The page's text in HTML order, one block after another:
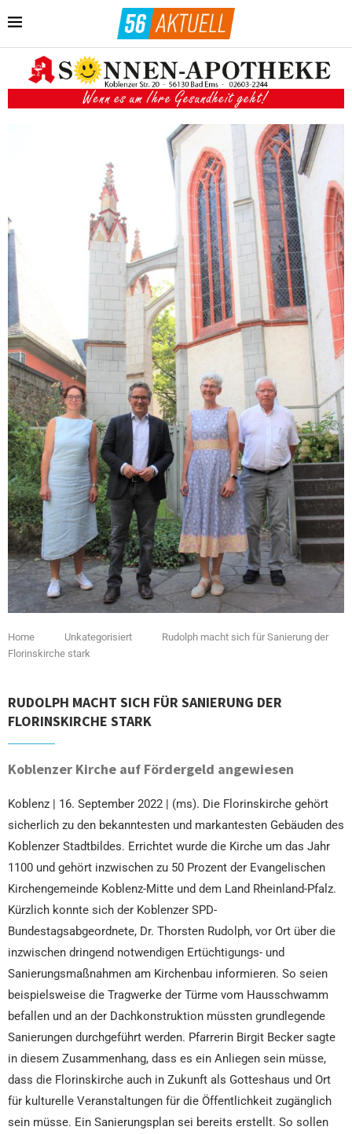
Home Unkategorisiert
Rudolph macht sich für Sanierung der
Florinskirche stark
RUDOLPH MACHT SICH FÜR SANIERUNG DER
FLORINSKIRCHE STARK
Koblenzer Kirche auf Fördergeld angewiesen
Koblenz | 16. September 2022 | (ms). Die Florinskirche gehört
sicherlich zu den bekanntesten und markantesten Gebäuden des
Koblenzer Stadtbildes. Errichtet wurde die Kirche um das Jahr
1100 und gehört inzwischen zu 50 Prozent der Evangelischen
Kirchengemeinde Koblenz-Mitte und dem Land Rheinland-Pfalz.
Kürzlich konnte sich der Koblenzer SPD-
Bundestagsabgeordnete, Dr. Thorsten Rudolph, vor Ort über die
inzwischen dringend notwendigen Ertüchtigungs- und
Sanierungsmaßnahmen am Kirchenbau informieren. So seien
beispielsweise die Tragwerke der Türme vom Hausschwamm
befallen und an der Dachkonstruktion müssten grundlegende
Sanierungen durchgeführt werden. Pfarrerin Birgit Becker sagte
in diesem Zusammenhang, dass es ein Anliegen sein müsse,
dass die Florinskirche auch in Zukunft als Gotteshaus und Ort
für kulturelle Veranstaltungen für die Öffentlichkeit zugänglich
sein müsse. Ein Sanierungsplan sei bereits erstellt. So sollen